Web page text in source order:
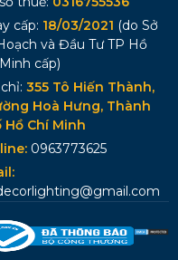
cấp: 18/03/2021 (do Sở
và Đầu Tư TP Hồ
cấp)
355 Tô Hiến Thành,
Hoà Hưng, Thành
Hồ Chí Minh
0963773625